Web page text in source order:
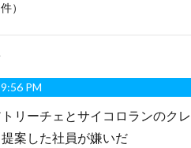
）
PM
リーチェとサイコロランのク
案した社員が嫌いだ